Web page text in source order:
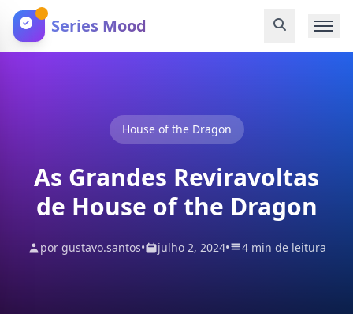
Series Mood
House of the Dragon
As Grandes Reviravoltas
de House of the Dragon
por gustavo.santos• julho 2, 2024• 4 min de leitura